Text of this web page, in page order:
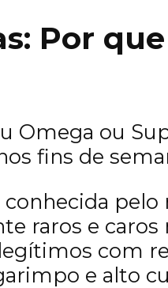
Por
Omega ou
fins de
conhecida
raros e
com
e alto